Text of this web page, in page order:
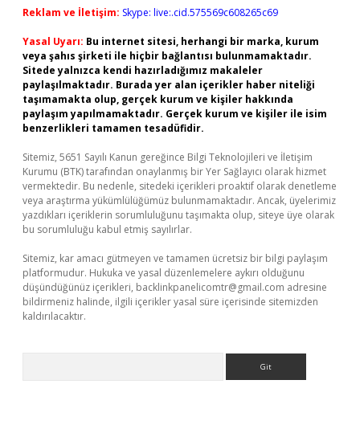
Reklam ve İletişim: Skype: live:.cid.575569c608265c69
Yasal Uyarı: Bu internet sitesi, herhangi bir marka, kurum
veya şahıs şirketi ile hiçbir bağlantısı bulunmamaktadır.
Sitede yalnızca kendi hazırladığımız makaleler
paylaşılmaktadır. Burada yer alan içerikler haber niteliği
taşımamakta olup, gerçek kurum ve kişiler hakkında
paylaşım yapılmamaktadır. Gerçek kurum ve kişiler ile isim
benzerlikleri tamamen tesadüfidir.
Sitemiz, 5651 Sayılı Kanun gereğince Bilgi Teknolojileri ve İletişim
Kurumu (BTK) tarafından onaylanmış bir Yer Sağlayıcı olarak hizmet
vermektedir. Bu nedenle, sitedeki içerikleri proaktif olarak denetleme
veya araştırma yükümlülüğümüz bulunmamaktadır. Ancak, üyelerimiz
yazdıkları içeriklerin sorumluluğunu taşımakta olup, siteye üye olarak
bu sorumluluğu kabul etmiş sayılırlar.
Sitemiz, kar amacı gütmeyen ve tamamen ücretsiz bir bilgi paylaşım
platformudur. Hukuka ve yasal düzenlemelere aykırı olduğunu
düşündüğünüz içerikleri, backlinkpanelicomtr@gmail.com adresine
bildirmeniz halinde, ilgili içerikler yasal süre içerisinde sitemizden
kaldırılacaktır.